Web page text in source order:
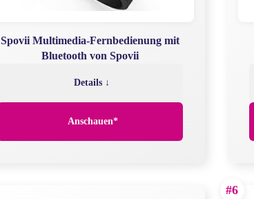
Spovii Multimedia-Fernbedienung mit
Bluetooth von Spovii
Details ↓
Anschauen*
#6